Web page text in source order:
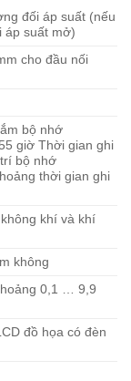
đối áp suất (nếu
áp suất mở)
cho đầu nối
bộ nhớ
giờ Thời gian ghi
bộ nhớ
thời gian ghi
khí và khí
không
0,1 … 9,9
đồ họa có đèn